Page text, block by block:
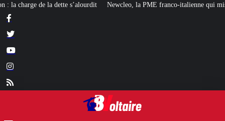
la PME franco-italienne qui mise sur l’avenir du « mini nucléaire »